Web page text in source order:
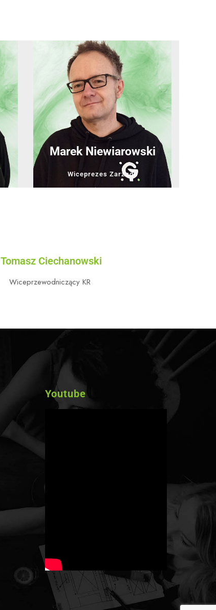
Marek Niewiarowski
Wiceprezes Zarządu
Tomasz Ciechanowski
Wiceprzewodniczący KR
Youtube